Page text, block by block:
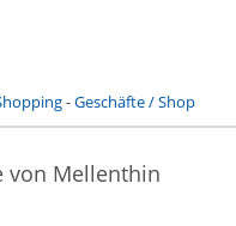
-Geschäfte / Shop
von Mellenthin